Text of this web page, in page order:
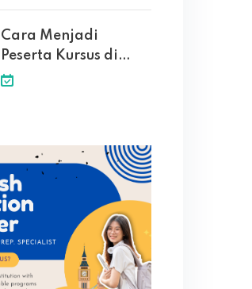
Cara Menjadi
Peserta Kursus di
English Solution